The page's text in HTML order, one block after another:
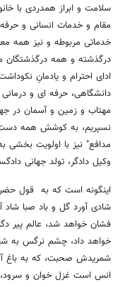
سلامت و ابراز همدردی با
مقام و خدمات انسانی و
خدماتی مربوطه و نیز همه
درگذشته و همه درگذشتگان
ادای احترام و یادمانِ
دانشگاهی، حرفه ای و
مهتاب و زمین و آسمان در
نسپریم، به کوشش همه دست
مدافع" نیز با اولویت
وکیل دادگر، تولد جهانی
اینگونه است که به قول
شادی آورد گل و باد صبا
فشان خواهد شد، عالم پیر
خواهد داد، چشم نرگس به
شمریدش صحبت، که به باغ
انس است غزل خوان و